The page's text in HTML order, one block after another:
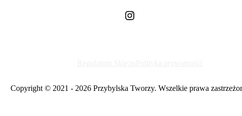
Instagram
Copyright © 2021 - 2026 Przybylska Tworzy. Wszelkie prawa